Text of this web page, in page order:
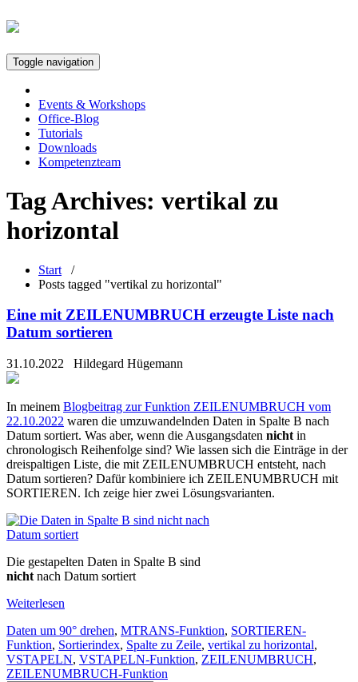
Toggle navigation
Events & Workshops
Office-Blog
Tutorials
Downloads
Kompetenzteam
Tag Archives: vertikal zu
horizontal
Start /
Posts tagged "vertikal zu horizontal"
Eine mit ZEILENUMBRUCH erzeugte Liste nach
Datum sortieren
31.10.2022 Hildegard Hügemann
In meinem Blogbeitrag zur Funktion ZEILENUMBRUCH vom
22.10.2022 waren die umzuwandelnden Daten in Spalte B nach
Datum sortiert. Was aber, wenn die Ausgangsdaten nicht in
chronologisch Reihenfolge sind? Wie lassen sich die Einträge in der
dreispaltigen Liste, die mit ZEILENUMBRUCH entsteht, nach
Datum sortieren? Dafür kombiniere ich ZEILENUMBRUCH mit
SORTIEREN. Ich zeige hier zwei Lösungsvarianten.
Die gestapelten Daten in Spalte B sind
nicht nach Datum sortiert
Weiterlesen
Daten um 90° drehen, MTRANS-Funktion, SORTIEREN-
Funktion, Sortierindex, Spalte zu Zeile, vertikal zu horizontal,
VSTAPELN, VSTAPELN-Funktion, ZEILENUMBRUCH,
ZEILENUMBRUCH-Funktion